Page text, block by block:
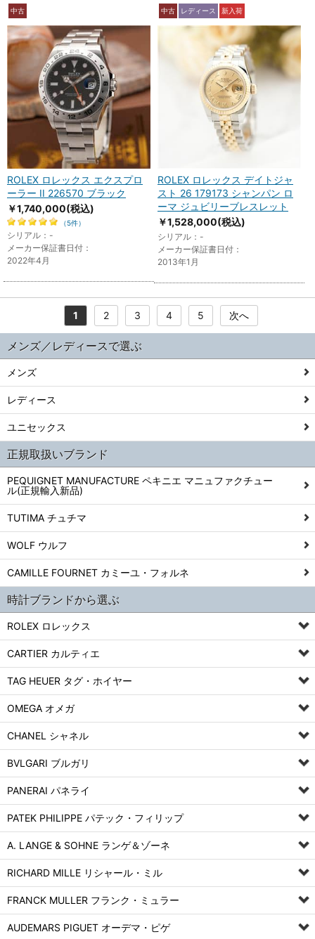
中古
ROLEX ロレックス エクスプロ
ーラー II 226570 ブラック
￥1,740,000(税込)
（5件）
シリアル：-
メーカー保証書日付：
2022年4月
中古 レディース 新入荷
ROLEX ロレックス デイトジャ
スト 26 179173 シャンパン ロ
ーマ ジュビリーブレスレット
￥1,528,000(税込)
シリアル：-
メーカー保証書日付：
2013年1月
1 2 3 4 5 次へ
メンズ／レディースで選ぶ
メンズ
レディース
ユニセックス
正規取扱いブランド
PEQUIGNET MANUFACTURE ペキニエ マニュファクチュー
ル(正規輸入新品)
TUTIMA チュチマ
WOLF ウルフ
CAMILLE FOURNET カミーユ・フォルネ
時計ブランドから選ぶ
ROLEX ロレックス
CARTIER カルティエ
TAG HEUER タグ・ホイヤー
OMEGA オメガ
CHANEL シャネル
BVLGARI ブルガリ
PANERAI パネライ
PATEK PHILIPPE パテック・フィリップ
A. LANGE & SOHNE ランゲ＆ゾーネ
RICHARD MILLE リシャール・ミル
FRANCK MULLER フランク・ミュラー
AUDEMARS PIGUET オーデマ・ピゲ